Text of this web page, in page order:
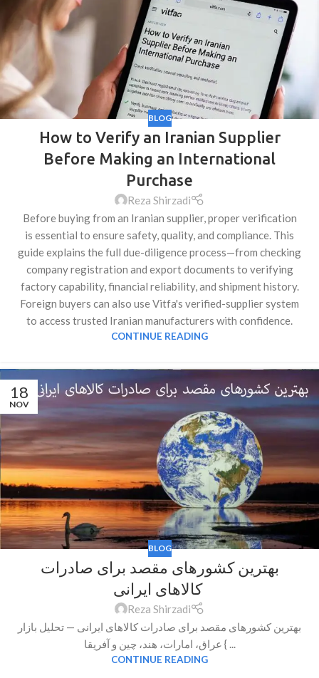
BLOG
How to Verify an Iranian Supplier
Before Making an International
Purchase
Reza Shirzadi
Before buying from an Iranian supplier, proper verification
is essential to ensure safety, quality, and compliance. This
guide explains the full due-diligence process—from checking
company registration and export documents to verifying
factory capability, financial reliability, and shipment history.
Foreign buyers can also use Vitfa's verified-supplier system
to access trusted Iranian manufacturers with confidence.
CONTINUE READING
18
NOV
BLOG
بهترین کشورهای مقصد برای صادرات
کالاهای ایرانی
Reza Shirzadi
بهترین کشورهای مقصد برای صادرات کالاهای ایرانی — تحلیل بازار
عراق، امارات، هند، چین و آفریقا { ...
CONTINUE READING